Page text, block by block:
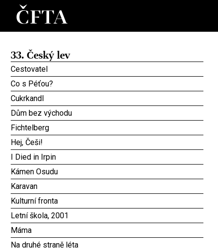
33. Český lev
Cestovatel
Co s Péťou?
Cukrkandl
Dům bez východu
Fichtelberg
Hej, Češi!
I Died in Irpin
Kámen Osudu
Karavan
Kulturní fronta
Letní škola, 2001
Máma
Na druhé straně léta